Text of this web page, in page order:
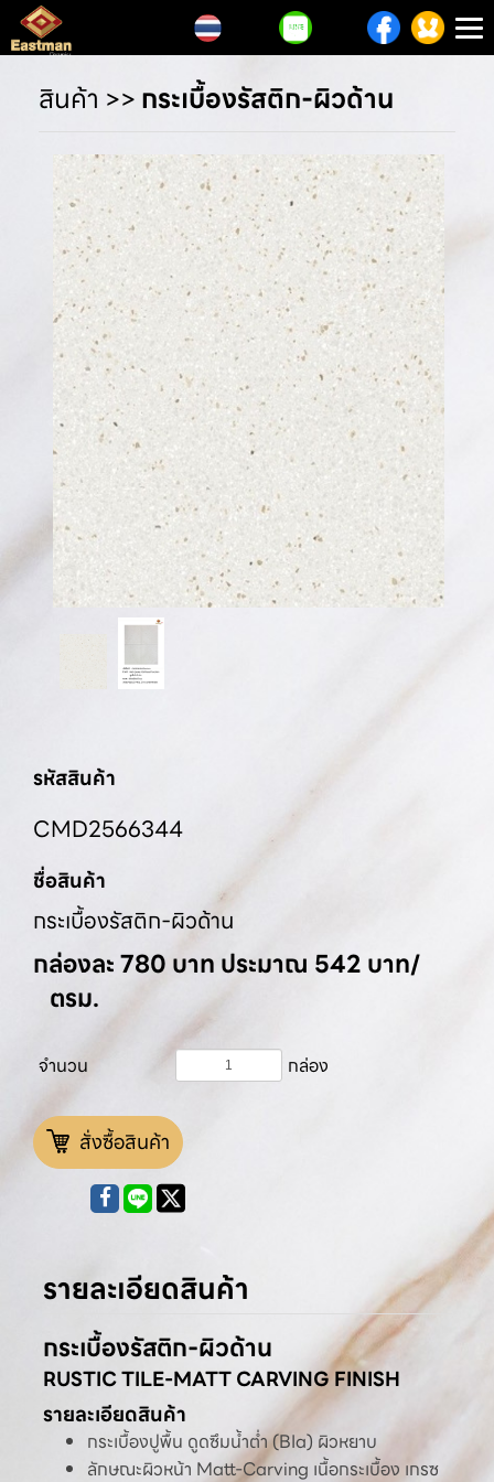
สินค้า >>กระเบื้องรัสติก-ผิวด้าน
รหัสสินค้า
CMD2566344
ชื่อสินค้า
กระเบื้องรัสติก-ผิวด้าน
กล่องละ 780 บาท ประมาณ 542 บาท/
ตรม.
จำนวน กล่อง
สั่งซื้อสินค้า
รายละเอียดสินค้า
กระเบื้องรัสติก-ผิวด้าน
RUSTIC TILE-MATT CARVING FINISH
รายละเอียดสินค้า
กระเบื้องปูพื้น ดูดซึมน้ำต่ำ (BIa) ผิวหยาบ
ลักษณะผิวหน้า Matt-Carving เนื้อกระเบื้อง เกรซ